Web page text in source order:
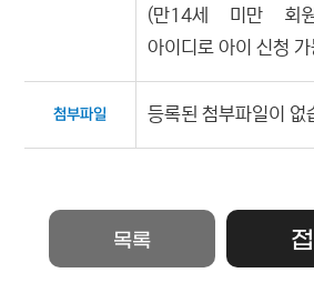
(만14세 미만 회
아이디로 아이 신청
첨부파일 등록된 첨부파일이 없
목록